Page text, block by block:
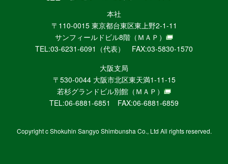
産
業
新
聞
社
ニ
ュ
ー
WEB
本社
〒110-0015 東京都台東区東上野2-1-11
サンフィールドビル8階 （ＭＡＰ）
TEL:03-6231-6091（代表） FAX:03-5830-1570
大阪支局
〒530-0044 大阪市北区東天満1-11-15
若杉グランドビル別館 （ＭＡＰ）
TEL:06-6881-6851 FAX:06-6881-6859
Copyright c Shokuhin Sangyo Shimbunsha Co., Ltd All rights reserved.